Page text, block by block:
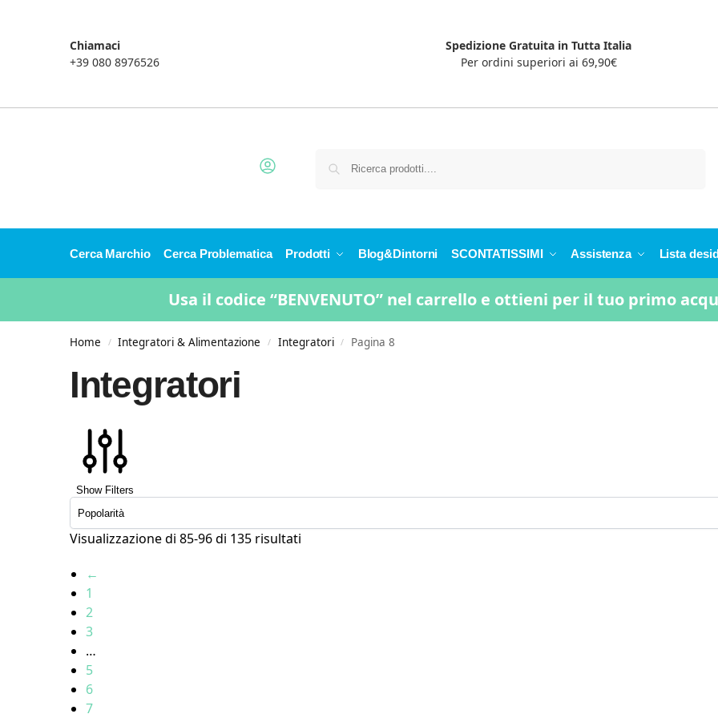
Chiamaci
+39 080 8976526
Spedizione Gratuita in Tutta Italia
Per ordini superiori ai 69,90€
Cerca Marchio Cerca Problematica Prodotti Blog&Dintorni SCONTATISSIMI Assistenza Lista
Usa il codice “BENVENUTO” nel carrello e ottieni per il tuo primo
Home / Integratori & Alimentazione / Integratori / Pagina 8
Integratori
Show Filters
Visualizzazione di 85-96 di 135 risultati
←
1
2
3
…
5
6
7